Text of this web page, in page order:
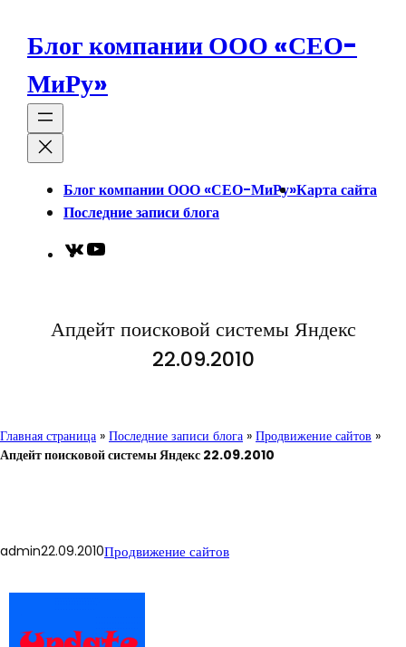
содержимому
Блог компании ООО «СЕО-
МиРу»
Блог компании ООО «СЕО-МиРу»Карта сайта
Последние записи блога
VK
Апдейт поисковой системы Яндекс
22.09.2010
Главная страница » Последние записи блога » Продвижение сайтов »
Апдейт поисковой системы Яндекс 22.09.2010
admin22.09.2010Продвижение сайтов